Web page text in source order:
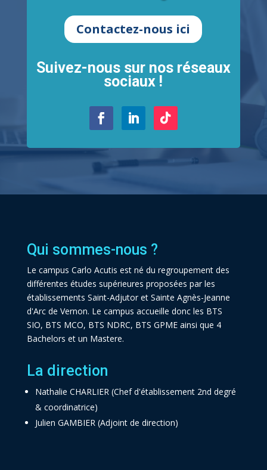
Contactez-nous ici
Suivez-nous sur nos réseaux
sociaux !
Qui sommes-nous ?
Le campus Carlo Acutis est né du regroupement des
différentes études supérieures proposées par les
établissements Saint-Adjutor et Sainte Agnès-Jeanne
d'Arc de Vernon. Le campus accueille donc les BTS
SIO, BTS MCO, BTS NDRC, BTS GPME ainsi que 4
Bachelors et un Mastere.
La direction
Nathalie CHARLIER (Chef d'établissement 2nd degré
& coordinatrice)
Julien GAMBIER (Adjoint de direction)